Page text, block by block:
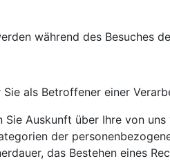
während des Besuches
als Betroffener einer
Sie Auskunft über Ihre von
der
das Bestehen eines